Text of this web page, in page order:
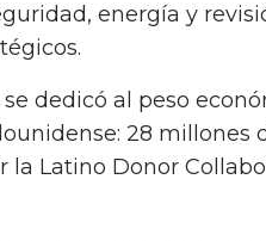
energía y
dedicó al peso
28 millones
la Latino Donor